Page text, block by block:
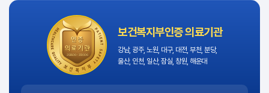
보건복지부인증 의료기관
강남, 광주, 노원, 대구, 대전, 부천, 분당,
울산, 인천, 일산, 잠실, 창원, 해운대